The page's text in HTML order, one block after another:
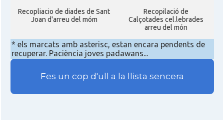
Recopliacio de diades de Sant
Joan d'arreu del móm
Recopilació de
Calçotades cel.lebrades
arreu del món
* els marcats amb asterisc, estan encara pendents de
recuperar. Paciència joves padawans...
Fes un cop d'ull a la llista sencera